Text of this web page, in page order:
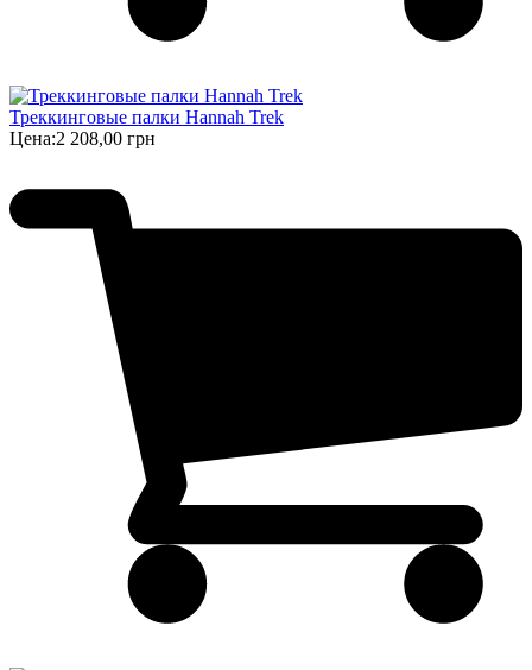
Треккинговые палки Hannah Trek
Цена:2 208,00 грн